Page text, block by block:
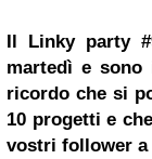
Il Linky party
martedì e sono
ricordo che si
10 progetti e
vostri follower a